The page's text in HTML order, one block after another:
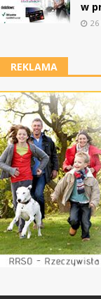
w
26
REKLAMA